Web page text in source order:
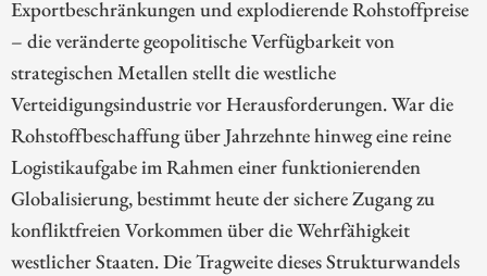
Exportbeschränkungen und explodierende Rohstoffpreise
– die veränderte geopolitische Verfügbarkeit von
strategischen Metallen stellt die westliche
Verteidigungsindustrie vor Herausforderungen. War die
Rohstoffbeschaffung über Jahrzehnte hinweg eine reine
Logistikaufgabe im Rahmen einer funktionierenden
Globalisierung, bestimmt heute der sichere Zugang zu
konfliktfreien Vorkommen über die Wehrfähigkeit
westlicher Staaten. Die Tragweite dieses Strukturwandels